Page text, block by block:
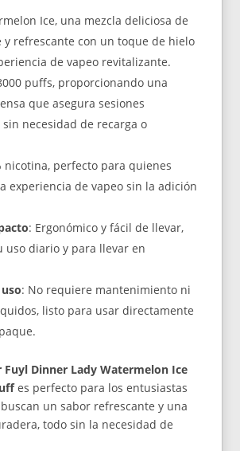
Ice, una mezcla deliciosa de
y refrescante con un toque de hielo
de vapeo revitalizante.
puffs, proporcionando una
que asegura sesiones
necesidad de recarga o
nicotina, perfecto para quienes
experiencia de vapeo sin la adición
: Ergonómico y fácil de llevar,
uso diario y para llevar en
: No requiere mantenimiento ni
listo para usar directamente
Fuyl Dinner Lady Watermelon Ice
es perfecto para los entusiastas
un sabor refrescante y una
todo sin la necesidad de